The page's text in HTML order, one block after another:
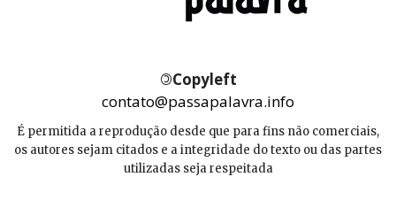
©Copyleft
contato@passapalavra.info
É permitida a reprodução desde que para fins não comerciais,
os autores sejam citados e a integridade do texto ou das partes
utilizadas seja respeitada